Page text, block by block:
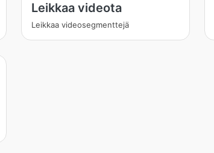
Leikkaa videota
Leikkaa videosegmenttejä